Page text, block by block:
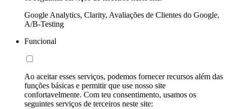
Google Analytics, Clarity, Avaliações de Clientes do Google,
A/B-Testing
Funcional
Ao aceitar esses serviços, podemos fornecer recursos além das
funções básicas e permitir que use nosso site
confortavelmente. Com teu consentimento, usamos os
seguintes serviços de terceiros neste site: